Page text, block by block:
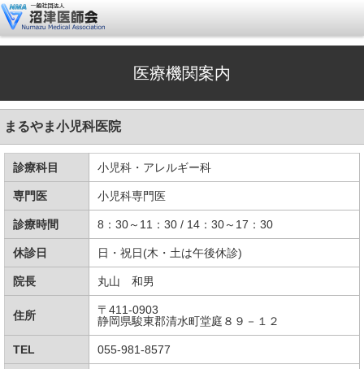
医療機関案内
まるやま小児科医院
診療科目 小児科・アレルギー科
専門医 小児科専門医
診療時間 8：30～11：30 / 14：30～17：30
休診日 日・祝日(木・土は午後休診)
院長 丸山 和男
住所
〒411-0903
静岡県駿東郡清水町堂庭８９－１２
TEL 055-981-8577